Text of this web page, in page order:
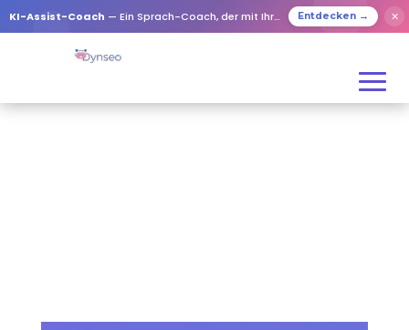
KI-Assist-Coach — Ein Sprach-Coach, der mit Ihren Lieben spielt Entdecken → ✕